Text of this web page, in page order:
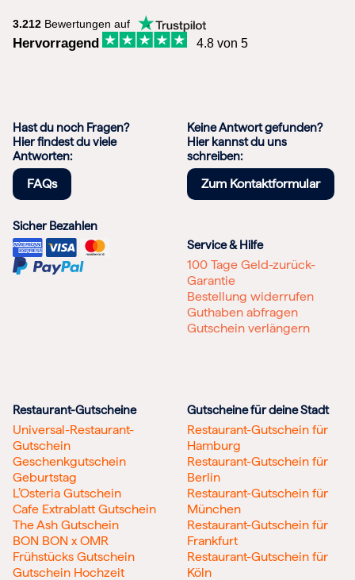
3.212 Bewertungen auf
Hervorragend 4.8 von 5
Hast du noch Fragen?
Hier findest du viele
Antworten:
FAQs
Keine Antwort gefunden?
Hier kannst du uns
schreiben:
Zum Kontaktformular
Sicher Bezahlen
Service & Hilfe
100 Tage Geld-zurück-
Garantie
Bestellung widerrufen
Guthaben abfragen
Gutschein verlängern
Restaurant-Gutscheine
Universal-Restaurant-
Gutschein
Geschenkgutschein
Geburtstag
L’Osteria Gutschein
Cafe Extrablatt Gutschein
The Ash Gutschein
BON BON x OMR
Frühstücks Gutschein
Gutschein Hochzeit
Gutscheine für deine Stadt
Restaurant-Gutschein für
Hamburg
Restaurant-Gutschein für
Berlin
Restaurant-Gutschein für
München
Restaurant-Gutschein für
Frankfurt
Restaurant-Gutschein für
Köln